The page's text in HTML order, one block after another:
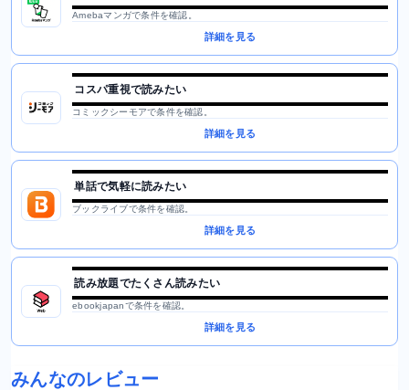
Amebaマンガで条件を確認。
詳細を見る
コスパ重視で読みたい
コミックシーモアで条件を確認。
詳細を見る
単話で気軽に読みたい
ブックライブで条件を確認。
詳細を見る
読み放題でたくさん読みたい
ebookjapanで条件を確認。
詳細を見る
みんなのレビュー